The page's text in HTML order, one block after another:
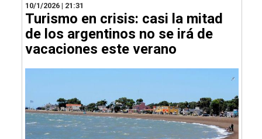
10/1/2026 | 21:31
Turismo en crisis: casi la mitad
de los argentinos no se irá de
vacaciones este verano